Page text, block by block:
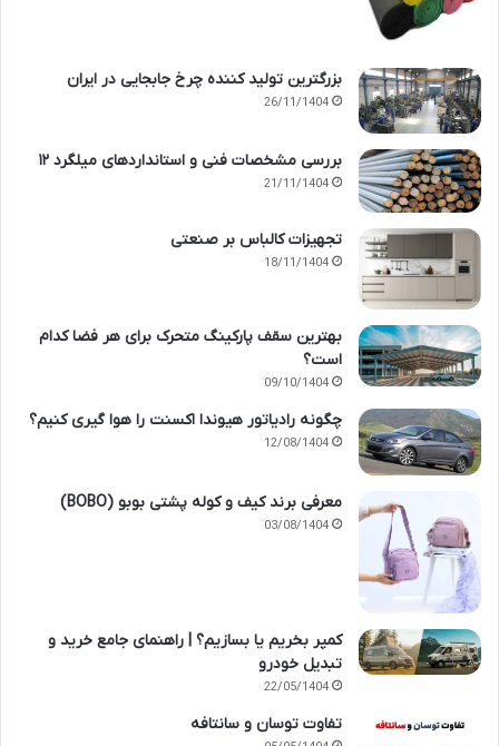
بزرگترین تولید کننده چرخ جابجایی در ایران
26/11/1404
بررسی مشخصات فنی و استانداردهای میلگرد ۱۲
21/11/1404
تجهیزات کالباس بر صنعتی
18/11/1404
بهترین سقف پارکینگ متحرک برای هر فضا کدام
است؟
09/10/1404
چگونه رادیاتور هیوندا اکسنت را هوا گیری کنیم؟
12/08/1404
معرفی برند کیف و کوله پشتی بوبو (BOBO)
03/08/1404
کمپر بخریم یا بسازیم؟ | راهنمای جامع خرید و
تبدیل خودرو
22/05/1404
تفاوت توسان و سانتافه